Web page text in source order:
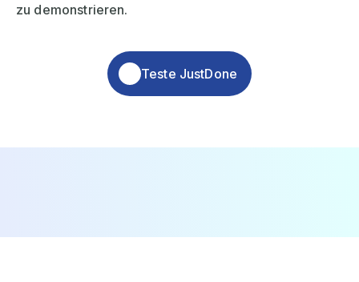
zu demonstrieren.
Teste JustDone